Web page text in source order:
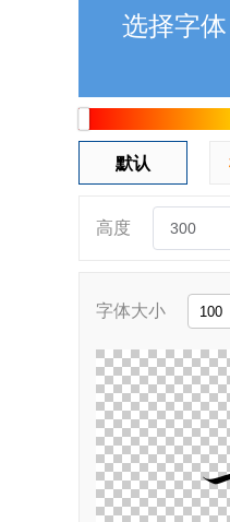
选择字体
默认
高度
字体大小